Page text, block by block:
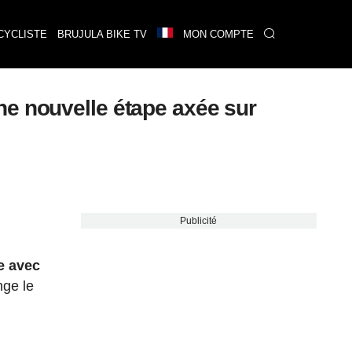
BRUJULA BIKE TV MON COMPTE
nouvelle étape axée sur
avec
le
Publicité